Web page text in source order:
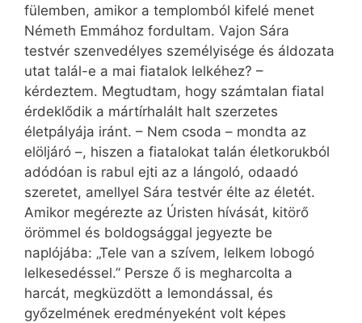
fülemben, amikor a templomból kifelé menet
Németh Emmához fordultam. Vajon Sára
testvér szenvedélyes személyisége és áldozata
utat talál-e a mai fiatalok lelkéhez? –
kérdeztem. Megtudtam, hogy számtalan fiatal
érdeklődik a mártírhalált halt szerzetes
életpályája iránt. – Nem csoda – mondta az
elöljáró –, hiszen a fiatalokat talán életkorukból
adódóan is rabul ejti az a lángoló, odaadó
szeretet, amellyel Sára testvér élte az életét.
Amikor megérezte az Úristen hívását, kitörő
örömmel és boldogsággal jegyezte be
naplójába: „Tele van a szívem, lelkem lobogó
lelkesedéssel.” Persze ő is megharcolta a
harcát, megküzdött a lemondással, és
győzelmének eredményeként volt képes